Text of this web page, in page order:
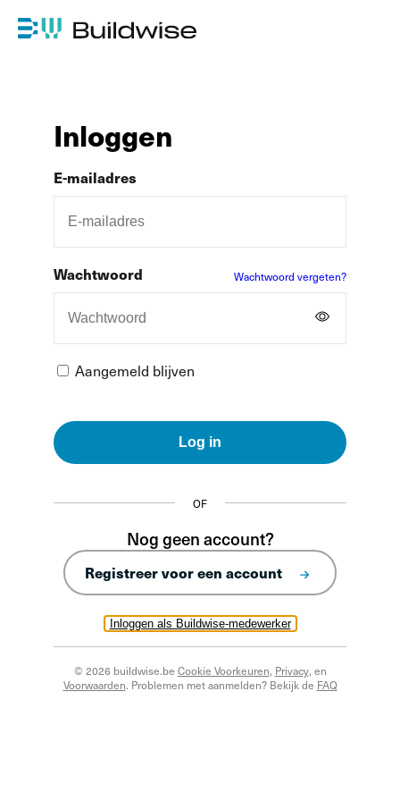
Inloggen
Inloggen als Buildwise-medewerker
E-mailadres
Wachtwoord Wachtwoord vergeten?
Aangemeld blijven
Log in
OF
Nog geen account?
Registreer voor een account
© 2026 buildwise.be Cookie Voorkeuren, Privacy, en
Voorwaarden. Problemen met aanmelden? Bekijk de FAQ